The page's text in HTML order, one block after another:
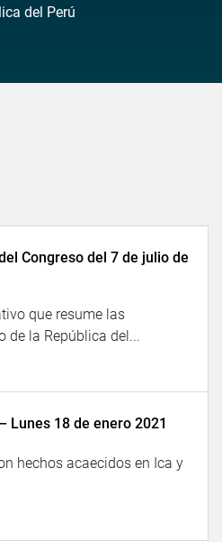
del Perú
Congreso del 7 de julio de
que resume las
de la República del...
Lunes 18 de enero 2021
hechos acaecidos en Ica y